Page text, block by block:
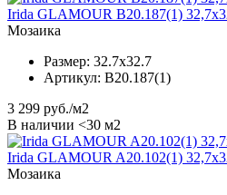
Irida GLAMOUR B20.187(1)
Мозаика
Размер: 32.7x32.7
Артикул: B20.187(1)
3 299 руб./м2
В наличии <30 м2
Irida GLAMOUR A20.102(1)
Мозаика